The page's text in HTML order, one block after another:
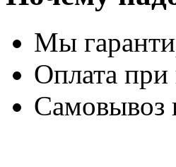
Мы
Оплата
Самовывоз